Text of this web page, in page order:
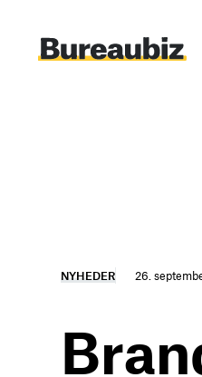
indhold
NYHEDER 26.